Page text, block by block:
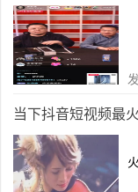
当下抖音短视频最